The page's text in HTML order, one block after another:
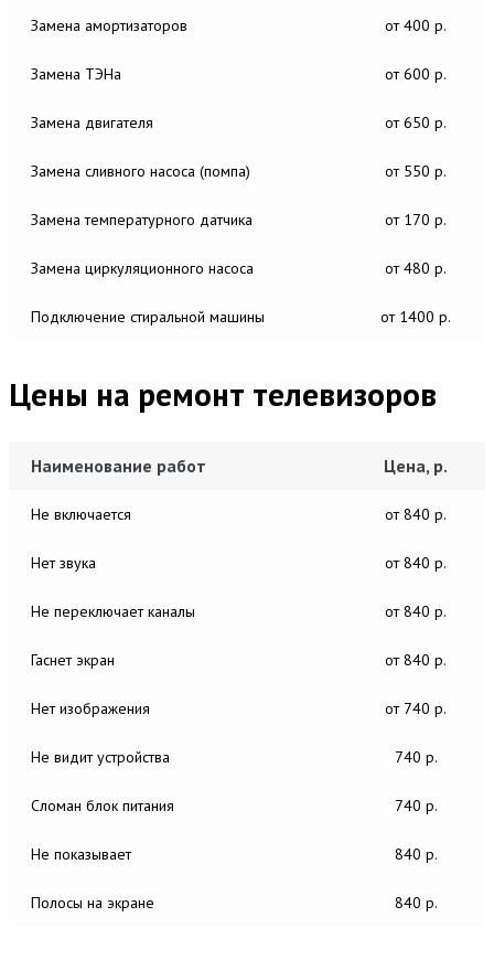
Замена амортизаторов от 400 р.
Замена ТЭНа от 600 р.
Замена двигателя от 650 р.
Замена сливного насоса (помпа) от 550 р.
Замена температурного датчика от 170 р.
Замена циркуляционного насоса от 480 р.
Подключение стиральной машины от 1400 р.
Цены на ремонт телевизоров
Наименование работ Цена, р.
Не включается от 840 р.
Нет звука от 840 р.
Не переключает каналы от 840 р.
Гаснет экран от 840 р.
Нет изображения от 740 р.
Не видит устройства 740 р.
Сломан блок питания 740 р.
Не показывает 840 р.
Полосы на экране 840 р.